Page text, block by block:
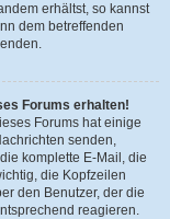
erhältst, so kannst
dem betreffenden
Forums erhalten!
Forums hat einige
senden,
komplette E-Mail, die
die Kopfzeilen
den Benutzer, der die
reagieren.